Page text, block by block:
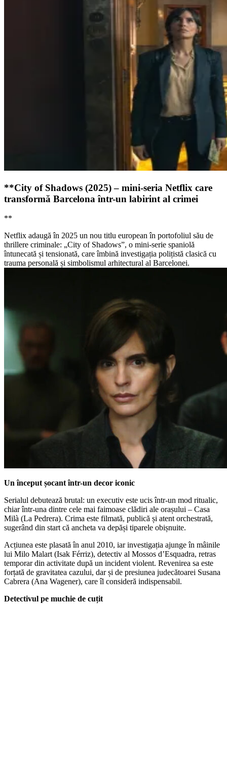
**City of Shadows (2025) – mini-seria Netflix care
transformă Barcelona într-un labirint al crimei
**
Netflix adaugă în 2025 un nou titlu european în portofoliul său de
thrillere criminale: „City of Shadows”, o mini-serie spaniolă
întunecată și tensionată, care îmbină investigația polițistă clasică cu
trauma personală și simbolismul arhitectural al Barcelonei.
Un început șocant într-un decor iconic
Serialul debutează brutal: un executiv este ucis într-un mod ritualic,
chiar într-una dintre cele mai faimoase clădiri ale orașului – Casa
Milà (La Pedrera). Crima este filmată, publică și atent orchestrată,
sugerând din start că ancheta va depăși tiparele obișnuite.
Acțiunea este plasată în anul 2010, iar investigația ajunge în mâinile
lui Milo Malart (Isak Férriz), detectiv al Mossos d’Esquadra, retras
temporar din activitate după un incident violent. Revenirea sa este
forțată de gravitatea cazului, dar și de presiunea judecătoarei Susana
Cabrera (Ana Wagener), care îl consideră indispensabil.
Detectivul pe muchie de cuțit